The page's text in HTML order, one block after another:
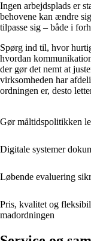
Ingen arbejdsplads er
behovene kan ændre
tilpasse sig – både i
Spørg ind til, hvor
hvordan
der gør det nemt at
virksomheden har
ordningen er, desto
Gør måltidspolitikken
Digitale systemer
Løbende evaluering
Pris, kvalitet og
madordningen